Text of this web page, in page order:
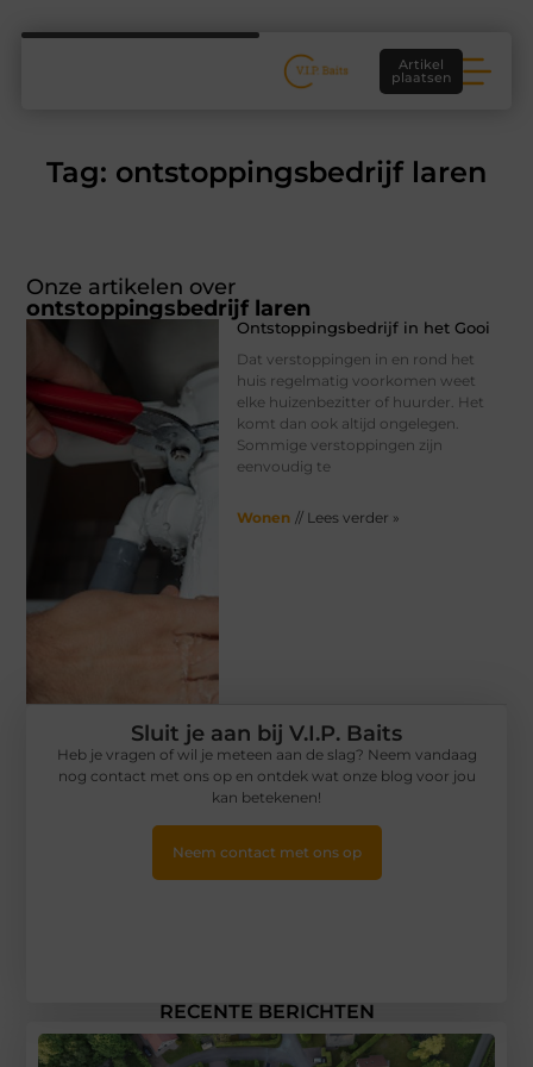
Artikel
plaatsen
Tag: ontstoppingsbedrijf laren
Onze artikelen over
ontstoppingsbedrijf laren
Ontstoppingsbedrijf in het Gooi
Dat verstoppingen in en rond het
huis regelmatig voorkomen weet
elke huizenbezitter of huurder. Het
komt dan ook altijd ongelegen.
Sommige verstoppingen zijn
eenvoudig te
Wonen // Lees verder »
RECENTE BERICHTEN
Sluit je aan bij V.I.P. Baits
Heb je vragen of wil je meteen aan de slag? Neem vandaag
nog contact met ons op en ontdek wat onze blog voor jou
kan betekenen!
Neem contact met ons op